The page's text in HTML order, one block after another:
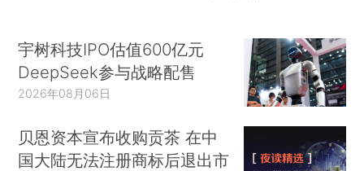
宇树科技IPO估值600亿元
DeepSeek参与战略配售
2026年08月06日
贝恩资本宣布收购贡茶 在中
国大陆无法注册商标后退出市